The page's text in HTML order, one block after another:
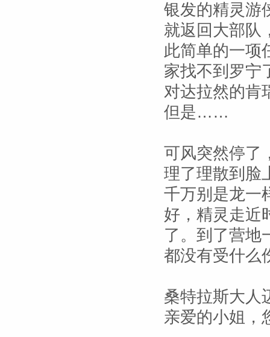
银发的精灵游
就返回大部队
此简单的一项
家找不到罗宁
对达拉然的肯
但是……
可风突然停了
理了理散到脸
千万别是龙一
好，精灵走近
了。到了营地
都没有受什么
桑特拉斯大人
亲爱的小姐，